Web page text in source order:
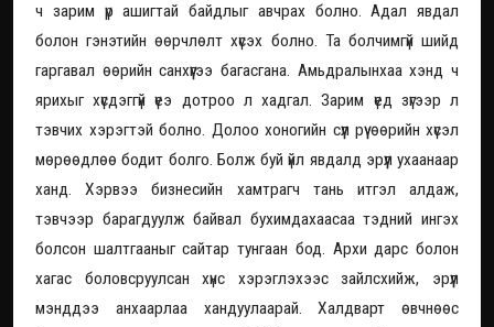
ч зарим үр ашигтай байдлыг авчрах болно. Адал явдал
болон гэнэтийн өөрчлөлт хүсэх болно. Та болчимгүй шийд
гаргавал өөрийн санхүүгээ багасгана. Амьдралынхаа хэнд ч
ярихыг хүсдэггүй үеэ дотроо л хадгал. Зарим үед зүгээр л
тэвчих хэрэгтэй болно. Долоо хоногийн сүүл рүү өөрийн хүсэл
мөрөөдлөө бодит болго. Болж буй үйл явдалд эрүүл ухаанаар
ханд. Хэрвээ бизнесийн хамтрагч тань итгэл алдаж,
тэвчээр барагдуулж байвал бухимдахаасаа тэдний ингэх
болсон шалтгааныг сайтар тунгаан бод. Архи дарс болон
хагас боловсруулсан хүнс хэрэглэхээс зайлсхийж, эрүүл
мэнддээ анхаарлаа хандуулаарай. Халдварт өвчнөөс